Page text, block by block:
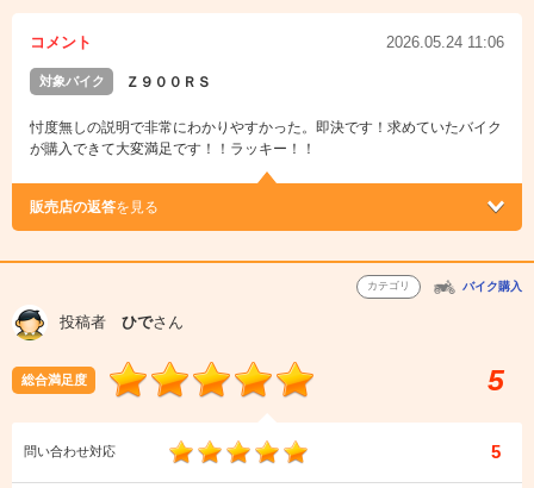
コメント 2026.05.24 11:06
対象バイク Ｚ９００ＲＳ
忖度無しの説明で非常にわかりやすかった。即決です！求めていたバイク
が購入できて大変満足です！！ラッキー！！
販売店の返答を見る
カテゴリ バイク購入
投稿者 ひでさん
総合満足度 5
問い合わせ対応 5